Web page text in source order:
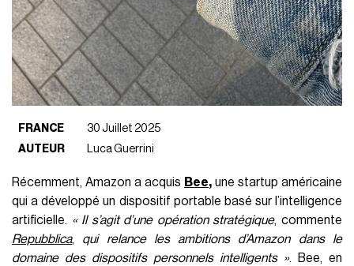
FRANCE
30 Juillet 2025
AUTEUR
Luca Guerrini
Récemment, Amazon a acquis Bee, une startup américaine
qui a développé un dispositif portable basé sur l’intelligence
artificielle. « Il s’agit d’une opération stratégique, commente
Repubblica, qui relance les ambitions d’Amazon dans le
domaine des dispositifs personnels intelligents ». Bee, en